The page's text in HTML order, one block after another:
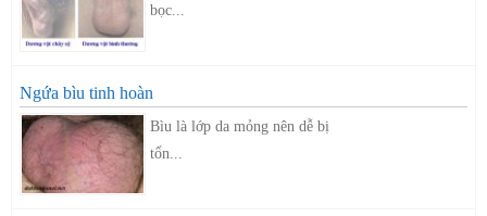
bọc...
Ngứa bìu tinh hoàn
Bìu là lớp da mỏng nên dễ bị
tổn...